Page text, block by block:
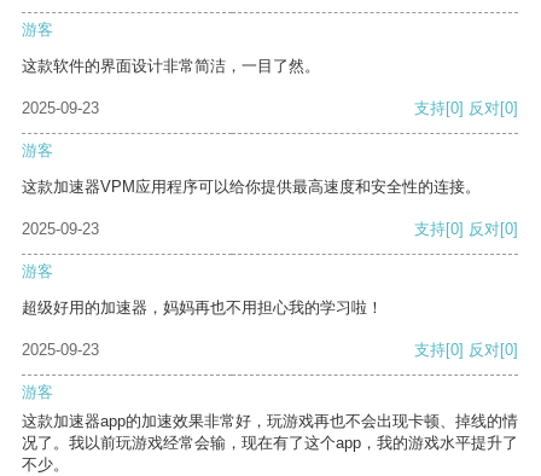
游客
这款软件的界面设计非常简洁，一目了然。
2025-09-23 支持[0] 反对[0]
游客
这款加速器VPM应用程序可以给你提供最高速度和安全性的连接。
2025-09-23 支持[0] 反对[0]
游客
超级好用的加速器，妈妈再也不用担心我的学习啦！
2025-09-23 支持[0] 反对[0]
游客
这款加速器app的加速效果非常好，玩游戏再也不会出现卡顿、掉线的情
况了。我以前玩游戏经常会输，现在有了这个app，我的游戏水平提升了
不少。